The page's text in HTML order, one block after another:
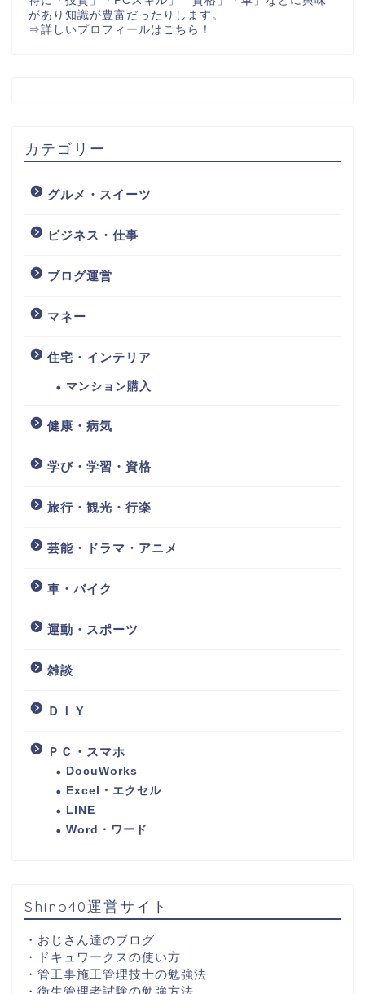
があり知識が豊富だったりします。
⇒詳しいプロフィールはこちら！
カテゴリー
グルメ・スイーツ
ビジネス・仕事
ブログ運営
マネー
住宅・インテリア
マンション購入
健康・病気
学び・学習・資格
旅行・観光・行楽
芸能・ドラマ・アニメ
車・バイク
運動・スポーツ
雑談
ＤＩＹ
ＰＣ・スマホ
DocuWorks
Excel・エクセル
LINE
Word・ワード
Shino40運営サイト
・ おじさん達のブログ
・
ドキュワークスの使い方
・ 管工事施工管理技士の勉強法
・ 衛生管理者試験の勉強方法